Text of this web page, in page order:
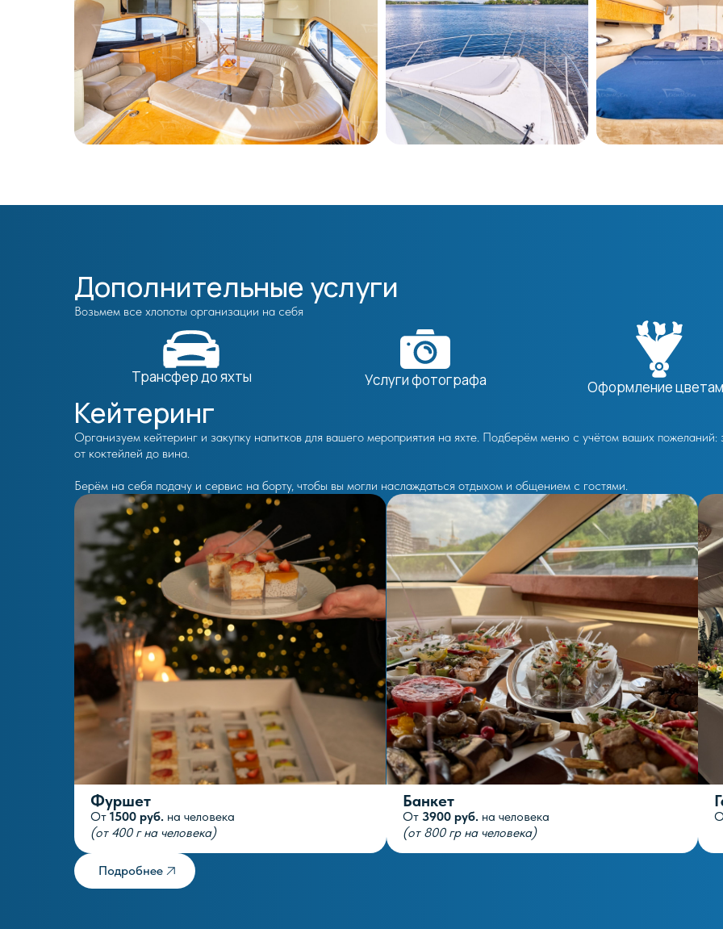
Дополнительные услуги
Возьмем все хлопоты организации на себя
Трансфер до яхты Услуги фотографа Оформление
Кейтеринг
Организуем кейтеринг и закупку напитков для вашего мероприятия на яхте. Подберём меню с учётом ваших
от коктейлей до вина.
Берём на себя подачу и сервис на борту, чтобы вы могли наслаждаться отдыхом и общением с гостями.
Фуршет
От 1500 руб. на человека
(от 400 г на человека)
Банкет
От 3900 руб.на человека
(от 800 гр на человека)
Подробнее